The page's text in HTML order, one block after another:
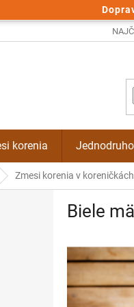
korenia
Zmesi korenia v koreničkách
Biele